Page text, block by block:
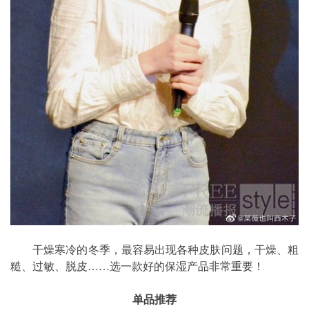
干燥寒冷的冬季，最容易出现各种皮肤问题，干燥、粗
糙、过敏、脱皮……选一款好的保湿产品非常重要！
单品推荐